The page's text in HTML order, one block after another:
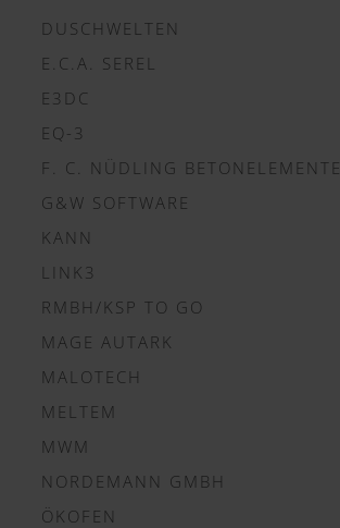
DUSCHWELTEN
E.C.A. SEREL
E3DC
EQ-3
F. C. NÜDLING BETONELEMENTE
G&W SOFTWARE
KANN
LINK3
RMBH/KSP TO GO
MAGE AUTARK
MALOTECH
MELTEM
MWM
NORDEMANN GMBH
ÖKOFEN